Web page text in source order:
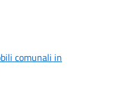
comunali in